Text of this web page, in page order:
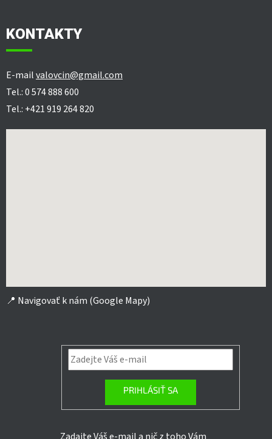
KONTAKTY
E-mailvalovcin@gmail.com
Tel.: 0 574 888 600
Tel.: +421 919 264 820
📍 Navigovať k nám (Google Mapy)
PRIHLÁSIŤ SA